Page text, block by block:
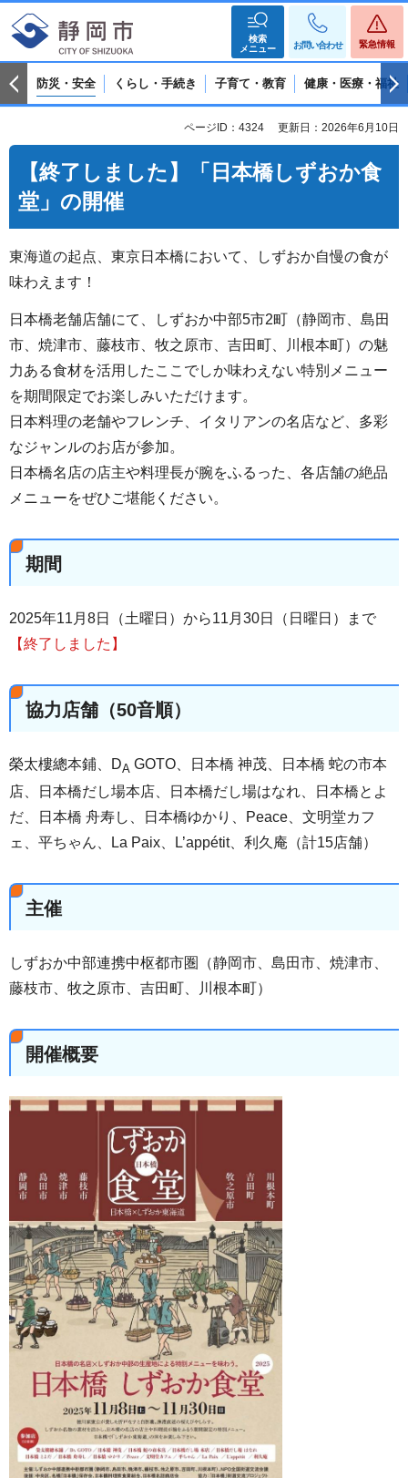
検索
メニュー
お問い合わせ 緊急情報
防災・安全 くらし・手続き 子育て・教育 健康・医療・福祉
ページID：4324 更新日：2026年6月10日
【終了しました】「日本橋しずおか食
堂」の開催
東海道の起点、東京日本橋において、しずおか自慢の食が
味わえます！
日本橋老舗店舗にて、しずおか中部5市2町（静岡市、島田
市、焼津市、藤枝市、牧之原市、吉田町、川根本町）の魅
力ある食材を活用したここでしか味わえない特別メニュー
を期間限定でお楽しみいただけます。
日本料理の老舗やフレンチ、イタリアンの名店など、多彩
なジャンルのお店が参加。
日本橋名店の店主や料理長が腕をふるった、各店舗の絶品
メニューをぜひご堪能ください。
期間
2025年11月8日（土曜日）から11月30日（日曜日）まで
【終了しました】
協力店舗（50音順）
榮太樓總本鋪、DA GOTO、日本橋 神茂、日本橋 蛇の市本
店、日本橋だし場本店、日本橋だし場はなれ、日本橋とよ
だ、日本橋 舟寿し、日本橋ゆかり、Peace、文明堂カフ
ェ、平ちゃん、La Paix、L’appétit、利久庵（計15店舗）
主催
しずおか中部連携中枢都市圏（静岡市、島田市、焼津市、
藤枝市、牧之原市、吉田町、川根本町）
開催概要